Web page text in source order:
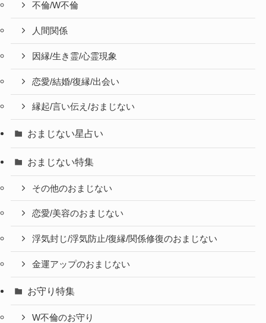
不倫/W不倫
人間関係
因縁/生き霊/心霊現象
恋愛/結婚/復縁/出会い
縁起/言い伝え/おまじない
おまじない星占い
おまじない特集
その他のおまじない
恋愛/美容のおまじない
浮気封じ/浮気防止/復縁/関係修復のおまじない
金運アップのおまじない
お守り特集
W不倫のお守り